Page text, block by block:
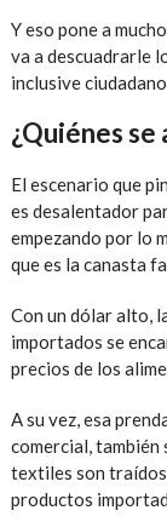
Y eso pone a
va a descuadrarle
inclusive
¿Quiénes
El escenario que
es desalentador
empezando por lo
que es la canasta
Con un dólar alto,
importados se
precios de los
A su vez, esa
comercial, también
textiles son
productos